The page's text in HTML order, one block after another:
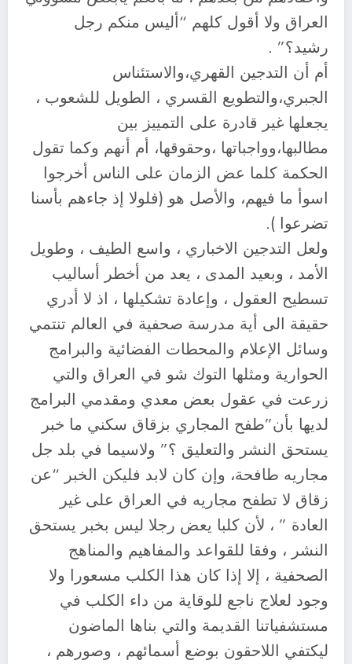
العراق ولا أقول كلهم “أليس منكم رجل
رشيد؟” .
أم أن التدجين القهري،والاستئناس
الجبري،والتطويع القسري ، الطويل للشعوب ،
يجعلها غير قادرة على التمييز بين
مطالبها،وواجباتها ،وحقوقها، أم أنهم وكما تقول
الحكمة كلما عض الزمان على الناس أخرجوا
اسوأ ما فيهم، والأصل هو (فلولا إذ جاءهم بأسنا
تضرعوا ).
ولعل التدجين الاخباري ، واسع الطيف ، وطويل
الأمد ، وبعيد المدى ، يعد من أخطر أساليب
تسطيح العقول ، وإعادة تشكيلها ، اذ لا أدري
حقيقة الى أية مدرسة صحفية في العالم تنتمي
وسائل الإعلام والمحطات الفضائية والبرامج
الحوارية ومثلها التوك شو في العراق والتي
زرعت في عقول بعض معدي ومقدمي البرامج
لديها بأن”طفح المجاري بزقاق سكني ما خبر
يستحق النشر والتعليق ؟” ولاسيما في بلد جل
مجاريه طافحة، وإن كان لابد فليكن الخبر “عن
زقاق لا تطفح مجاريه في العراق على غير
العادة ” ، لأن كلبا يعض رجلا ليس بخبر يستحق
النشر ، وفقا للقواعد والمفاهيم والمناهج
الصحفية ، إلا إذا كان هذا الكلب مسعورا ولا
وجود لعلاج ناجع للوقاية من داء الكلب في
مستشفياتنا القديمة والتي بناها الماضون
ليكتفي اللاحقون بوضع أسمائهم ، وصورهم ،